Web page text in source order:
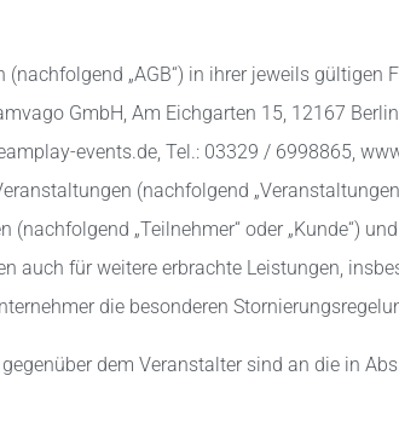
„AGB“) in ihrer jeweils gültigen
GmbH, Am Eichgarten 15, 12167
events.de, Tel.: 03329 / 6998865,
(nachfolgend
„Teilnehmer“ oder „Kunde“)
auch für weitere erbrachte Leistungen,
die besonderen
dem Veranstalter sind an die in